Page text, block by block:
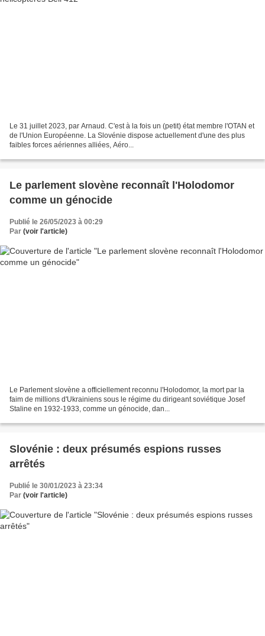
Le 31 juillet 2023, par Arnaud. C'est à la fois un (petit) état membre l'OTAN et
de l'Union Européenne. La Slovénie dispose actuellement d'une des plus
faibles forces aériennes alliées, Aéro...
Le parlement slovène reconnaît l'Holodomor
comme un génocide
Publié le 26/05/2023 à 00:29
Par (voir l'article)
Le Parlement slovène a officiellement reconnu l'Holodomor, la mort par la
faim de millions d'Ukrainiens sous le régime du dirigeant soviétique Josef
Staline en 1932-1933, comme un génocide, dan...
Slovénie : deux présumés espions russes
arrêtés
Publié le 30/01/2023 à 23:34
Par (voir l'article)